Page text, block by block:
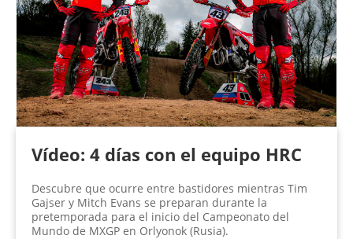
Vídeo: 4 días con el equipo HRC
Descubre que ocurre entre bastidores mientras Tim
Gajser y Mitch Evans se preparan durante la
pretemporada para el inicio del Campeonato del
Mundo de MXGP en Orlyonok (Rusia).